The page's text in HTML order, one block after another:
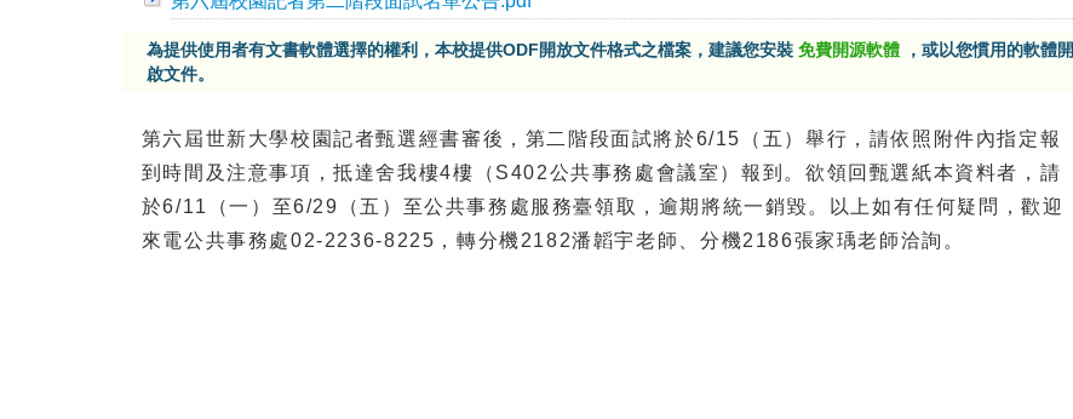
為提供使用者有文書軟體選擇的權利，本校提供ODF開放文件格式之檔案，建議您安裝 免費開源軟體，或以您慣用的軟體開
啟文件。
第六屆世新大學校園記者甄選經書審後，第二階段面試將於6/15（五）舉行，請依照附件內指定報
到時間及注意事項，抵達舍我樓4樓（S402公共事務處會議室）報到。欲領回甄選紙本資料者，請
於6/11（一）至6/29（五）至公共事務處服務臺領取，逾期將統一銷毀。以上如有任何疑問，歡迎
來電公共事務處02-2236-8225，轉分機2182潘韜宇老師、分機2186張家瑀老師洽詢。